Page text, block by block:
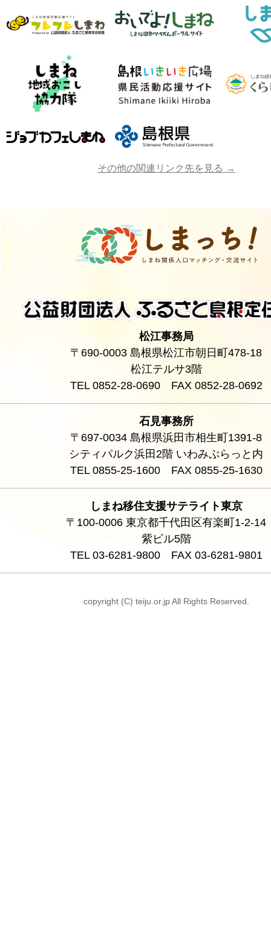
その他の関連リンク先を見る →
松江事務局
〒690-0003 島根県松江市朝日町478-18
松江テルサ3階
TEL 0852-28-0690 FAX 0852-28-0692
石見事務所
〒697-0034 島根県浜田市相生町1391-8
シティパルク浜田2階 いわみぷらっと内
TEL 0855-25-1600 FAX 0855-25-1630
しまね移住支援サテライト東京
〒100-0006 東京都千代田区有楽町1-2-14
紫ビル5階
TEL 03-6281-9800 FAX 03-6281-9801
copyright (C) teiju.or.jp All Rights Reserved.